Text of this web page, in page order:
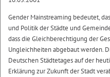
Gender Mainstreaming bedeutet,
und Politik der Städte und
dass die Gleichberechtigung der
Ungleichheiten abgebaut werden.
Deutschen Städtetages auf der
Erklärung zur Zukunft der Stadt